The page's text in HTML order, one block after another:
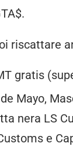
riscattare
gratis
Mayo,
nera LS
e